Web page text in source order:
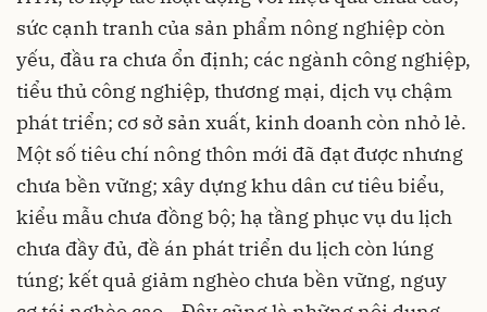
sức cạnh tranh của sản phẩm nông nghiệp còn
yếu, đầu ra chưa ổn định; các ngành công nghiệp,
tiểu thủ công nghiệp, thương mại, dịch vụ chậm
phát triển; cơ sở sản xuất, kinh doanh còn nhỏ lẻ.
Một số tiêu chí nông thôn mới đã đạt được nhưng
chưa bền vững; xây dựng khu dân cư tiêu biểu,
kiểu mẫu chưa đồng bộ; hạ tầng phục vụ du lịch
chưa đầy đủ, đề án phát triển du lịch còn lúng
túng; kết quả giảm nghèo chưa bền vững, nguy